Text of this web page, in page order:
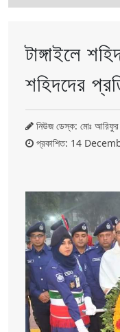
টাঙ্গাইলে
শহিদদের
নিউজ ডেস্ক: মোঃ আরিফুর
প্রকাশিত: 14